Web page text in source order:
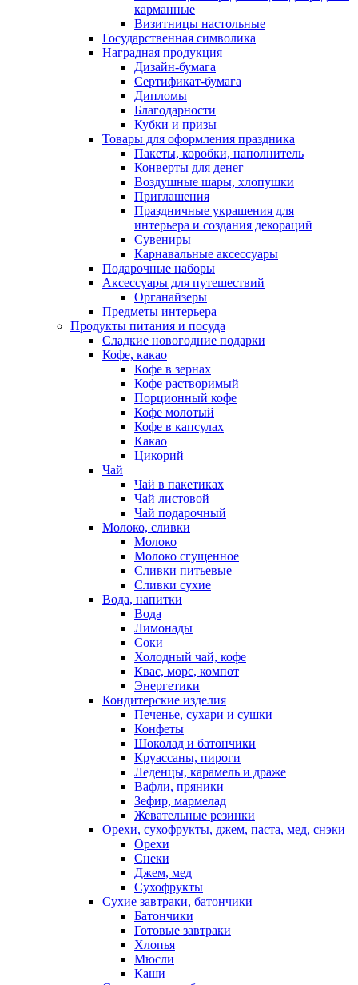
карманные
Визитницы настольные
Государственная символика
Наградная продукция
Дизайн-бумага
Сертификат-бумага
Дипломы
Благодарности
Кубки и призы
Товары для оформления праздника
Пакеты, коробки, наполнитель
Конверты для денег
Воздушные шары, хлопушки
Приглашения
Праздничные украшения для
интерьера и создания декораций
Сувениры
Карнавальные аксессуары
Подарочные наборы
Аксессуары для путешествий
Органайзеры
Предметы интерьера
Продукты питания и посуда
Сладкие новогодние подарки
Кофе, какао
Кофе в зернах
Кофе растворимый
Порционный кофе
Кофе молотый
Кофе в капсулах
Какао
Цикорий
Чай
Чай в пакетиках
Чай листовой
Чай подарочный
Молоко, сливки
Молоко
Молоко сгущенное
Сливки питьевые
Сливки сухие
Вода, напитки
Вода
Лимонады
Соки
Холодный чай, кофе
Квас, морс, компот
Энергетики
Кондитерские изделия
Печенье, сухари и сушки
Конфеты
Шоколад и батончики
Круассаны, пироги
Леденцы, карамель и драже
Вафли, пряники
Зефир, мармелад
Жевательные резинки
Орехи, сухофрукты, джем, паста, мед, снэки
Орехи
Снеки
Джем, мед
Сухофрукты
Сухие завтраки, батончики
Батончики
Готовые завтраки
Хлопья
Мюсли
Каши